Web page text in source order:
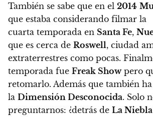
También se sabe que en el 2014
que estaba considerando filmar la
cuarta temporada en Santa Fe,
que es cerca de Roswell, ciudad
extraterrestres como pocas.
temporada fue Freak Showpero
retomarlo. Además que también
la Dimensión Desconocida. Solo
preguntarnos: ¿detrás de La Niebla